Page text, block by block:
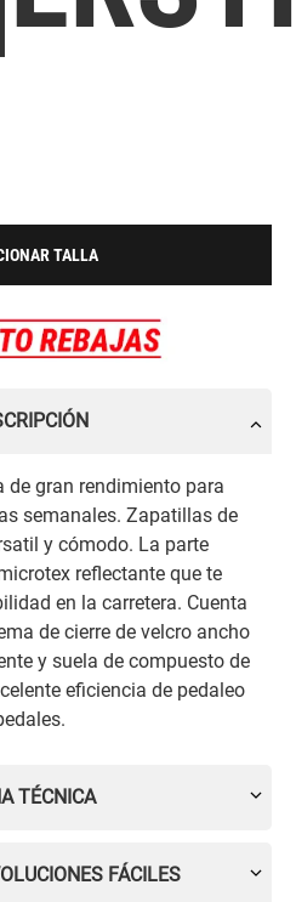
TALLA
de gran rendimiento para
semanales. Zapatillas de
y cómodo. La parte
reflectante que te
en la carretera. Cuenta
de cierre de velcro ancho
y suela de compuesto de
eficiencia de pedaleo
TÉCNICA
FÁCILES